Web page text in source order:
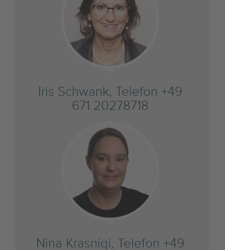
Iris Schwank, Telefon +49
671 20278718
Nina Krasniqi, Telefon +49